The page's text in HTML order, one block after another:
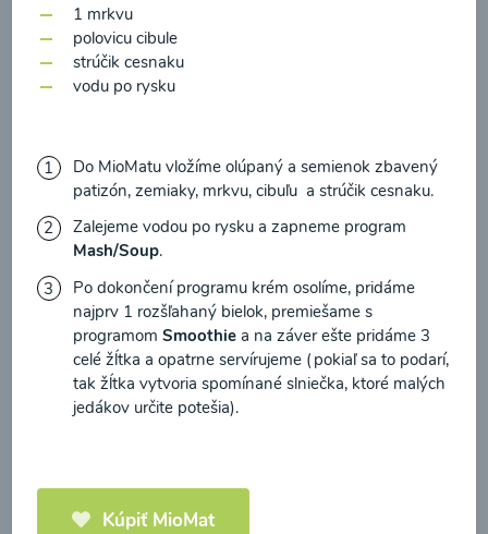
Brokolicové cappuccino
00:25
Načítať ďalšie
Kaše
1 mrkvu
polovicu cibule
strúčik cesnaku
vodu po rysku
Do MioMatu vložíme olúpaný a semienok zbavený
patizón, zemiaky, mrkvu, cibuľu a strúčik cesnaku.
Zalejeme vodou po rysku a zapneme program
Mash/Soup.
Po dokončení programu krém osolíme, pridáme
najprv 1 rozšľahaný bielok, premiešame s
programomSmoothie a na záver ešte pridáme 3
celé žĺtka a opatrne servírujeme (pokiaľ sa to podarí,
tak žĺtka vytvoria spomínané slniečka, ktoré malých
jedákov určite potešia).
Kúpiť MioMat
prečítal(a)informácie o Ochrane osobných
údajova súhlasím s nimi.